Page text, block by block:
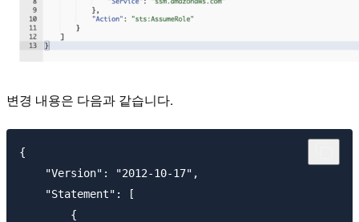
변경 내용은 다음과 같습니다.
{
    "Version": "2012-10-17",
    "Statement": [
        {